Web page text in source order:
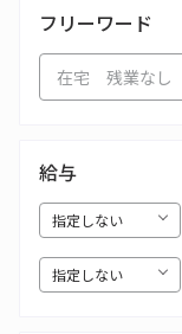
フリーワード
給与